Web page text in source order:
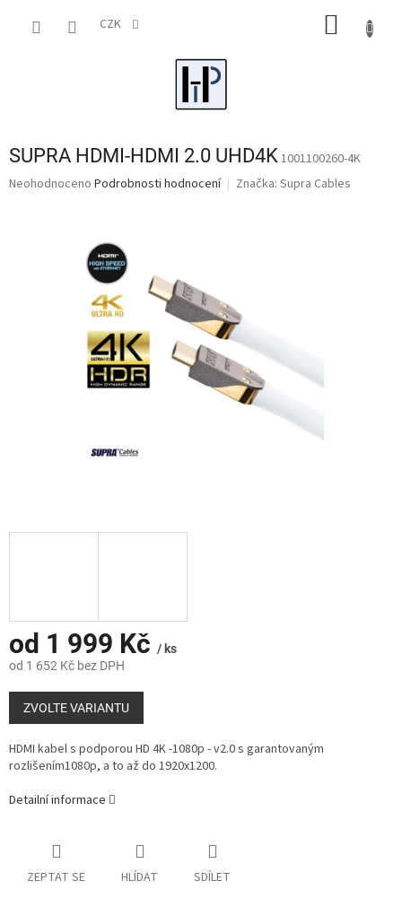
CZK
SUPRA HDMI-HDMI 2.0 UHD4K 1001100260-4K
Průměrné
Neohodnoceno Podrobnosti hodnocení Značka: Supra Cables
od 1 999 Kč / ks
od 1 652 Kč bez DPH
Měrná
cena:
ZVOLTE VARIANTU
HDMI kabel s podporou HD 4K -1080p - v2.0 s garantovaným
rozlišením1080p, a to až do 1920x1200.
Detailní informace
ZEPTAT SE HLÍDAT SDÍLET